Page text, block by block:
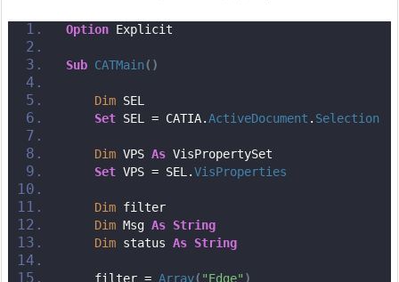
Option Explicit
Sub CATMain()
Dim SEL
Set SEL = CATIA.ActiveDocument . Selection
Dim VPS As VisPropertySet
Set VPS = SEL.VisProperties
Dim filter
Dim Msg As String
Dim status As String
    filter =
Array( "Edge" )